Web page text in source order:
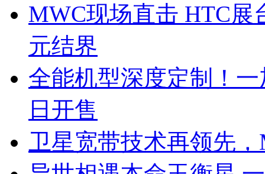
MWC现场直击 HTC
元结界
全能机型深度定制！
日开售
卫星宽带技术再领先